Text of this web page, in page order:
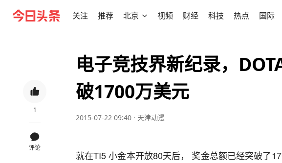
关注 推荐 北京 视频 财经 科技 热点 国际
1
评论
电子竞技界新纪录，
破1700万美元
2015-07-22 09:40 · 天津动漫
就在TI5 小金本开放80天后， 奖金总额已经突破了